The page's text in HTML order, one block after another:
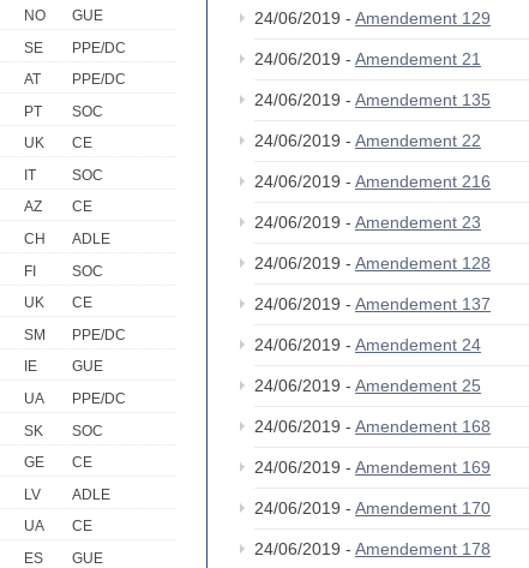
NO
GUE
SE
PPE/DC
AT
PPE/DC
PT
SOC
UK
CE
IT
SOC
AZ
CE
CH
ADLE
FI
SOC
UK
CE
SM
PPE/DC
IE
GUE
UA
PPE/DC
SK
SOC
GE
CE
LV
ADLE
UA
CE
ES
GUE
24/06/2019 - Amendement 129
24/06/2019 - Amendement 21
24/06/2019 - Amendement 135
24/06/2019 - Amendement 22
24/06/2019 - Amendement 216
24/06/2019 - Amendement 23
24/06/2019 - Amendement 128
24/06/2019 - Amendement 137
24/06/2019 - Amendement 24
24/06/2019 - Amendement 25
24/06/2019 - Amendement 168
24/06/2019 - Amendement 169
24/06/2019 - Amendement 170
24/06/2019 - Amendement 178